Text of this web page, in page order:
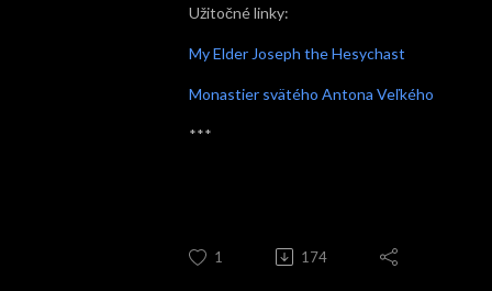
Užitočné linky:
My Elder Joseph the Hesychast
Monastier svätého Antona Veľkého
***
1 174